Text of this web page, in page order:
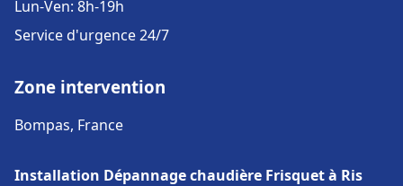
Lun-Ven: 8h-19h
Service d'urgence 24/7
Zone intervention
Bompas, France
Installation Dépannage chaudière Frisquet à Ris